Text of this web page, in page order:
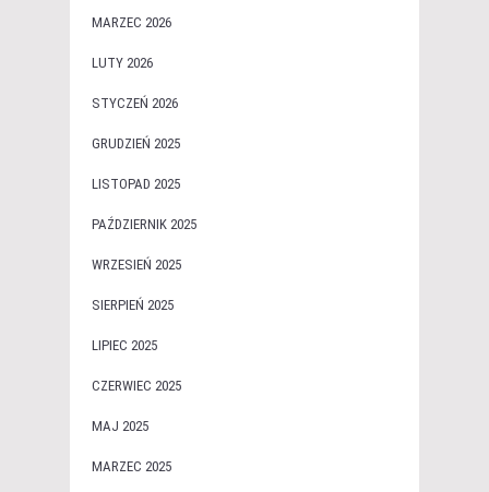
MARZEC 2026
LUTY 2026
STYCZEŃ 2026
GRUDZIEŃ 2025
LISTOPAD 2025
PAŹDZIERNIK 2025
WRZESIEŃ 2025
SIERPIEŃ 2025
LIPIEC 2025
CZERWIEC 2025
MAJ 2025
MARZEC 2025